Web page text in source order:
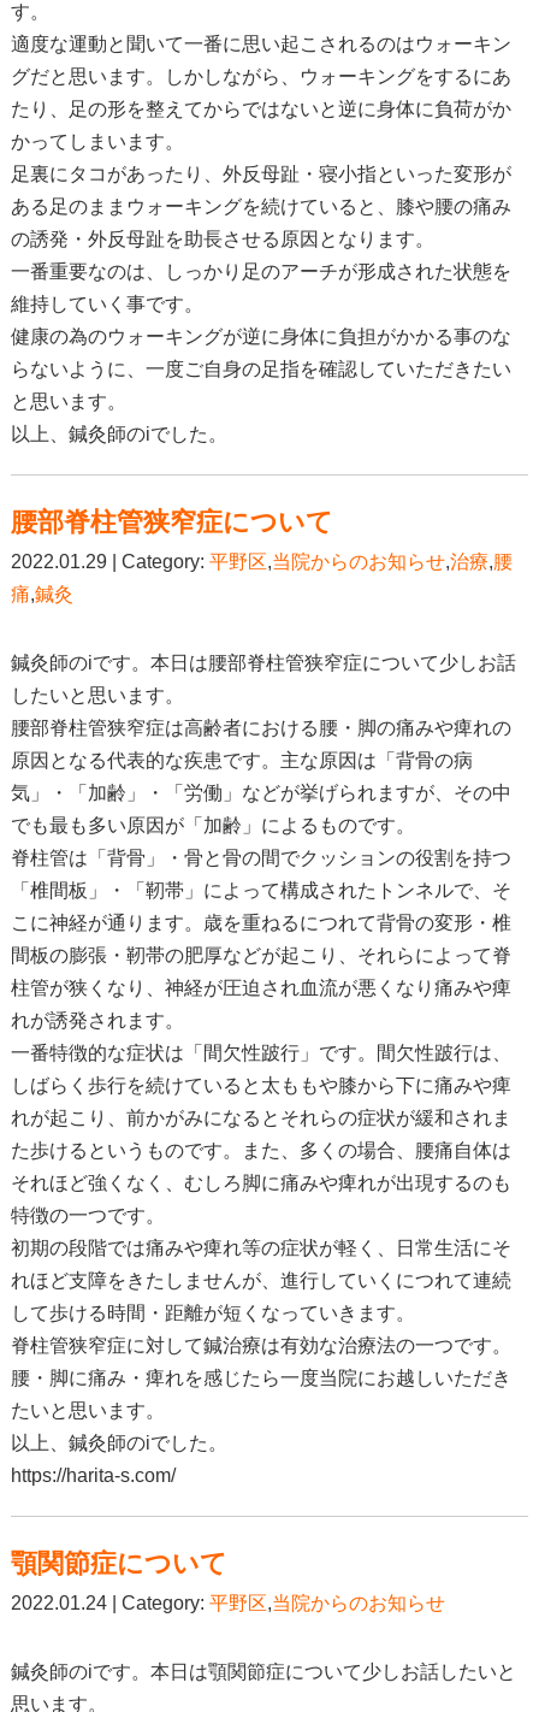
す。
適度な運動と聞いて一番に思い起こされるのはウォーキン
グだと思います。しかしながら、ウォーキングをするにあ
たり、足の形を整えてからではないと逆に身体に負荷がか
かってしまいます。
足裏にタコがあったり、外反母趾・寝小指といった変形が
ある足のままウォーキングを続けていると、膝や腰の痛み
の誘発・外反母趾を助長させる原因となります。
一番重要なのは、しっかり足のアーチが形成された状態を
維持していく事です。
健康の為のウォーキングが逆に身体に負担がかかる事のな
らないように、一度ご自身の足指を確認していただきたい
と思います。
以上、鍼灸師のiでした。
腰部脊柱管狭窄症について
2022.01.29 | Category: 平野区,当院からのお知らせ,治療,腰
痛,鍼灸
鍼灸師のiです。本日は腰部脊柱管狭窄症について少しお話
したいと思います。
腰部脊柱管狭窄症は高齢者における腰・脚の痛みや痺れの
原因となる代表的な疾患です。主な原因は「背骨の病
気」・「加齢」・「労働」などが挙げられますが、その中
でも最も多い原因が「加齢」によるものです。
脊柱管は「背骨」・骨と骨の間でクッションの役割を持つ
「椎間板」・「靭帯」によって構成されたトンネルで、そ
こに神経が通ります。歳を重ねるにつれて背骨の変形・椎
間板の膨張・靭帯の肥厚などが起こり、それらによって脊
柱管が狭くなり、神経が圧迫され血流が悪くなり痛みや痺
れが誘発されます。
一番特徴的な症状は「間欠性跛行」です。間欠性跛行は、
しばらく歩行を続けていると太ももや膝から下に痛みや痺
れが起こり、前かがみになるとそれらの症状が緩和されま
た歩けるというものです。また、多くの場合、腰痛自体は
それほど強くなく、むしろ脚に痛みや痺れが出現するのも
特徴の一つです。
初期の段階では痛みや痺れ等の症状が軽く、日常生活にそ
れほど支障をきたしませんが、進行していくにつれて連続
して歩ける時間・距離が短くなっていきます。
脊柱管狭窄症に対して鍼治療は有効な治療法の一つです。
腰・脚に痛み・痺れを感じたら一度当院にお越しいただき
たいと思います。
以上、鍼灸師のiでした。
https://harita-s.com/
顎関節症について
2022.01.24 | Category: 平野区,当院からのお知らせ
鍼灸師のiです。本日は顎関節症について少しお話したいと
思います。